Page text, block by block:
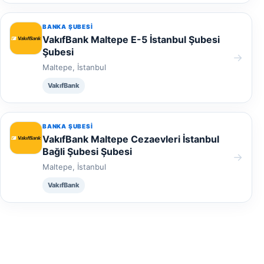
BANKA ŞUBESI
VakıfBank Maltepe E-5 İstanbul Şubesi
Şubesi
Maltepe, İstanbul
VakıfBank
→
BANKA ŞUBESI
VakıfBank Maltepe Cezaevleri İstanbul
Bağli Şubesi Şubesi
Maltepe, İstanbul
VakıfBank
→